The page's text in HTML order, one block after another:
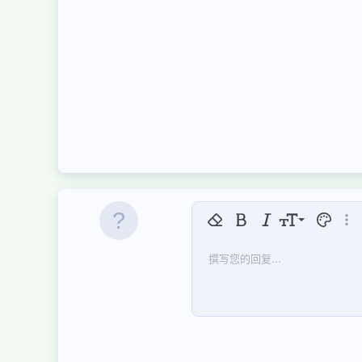
移除格式
粗体 斜体 字号
9
18
文本颜色
更
字体集 Arial
中划线下划线
插入水平线
隐藏 代码
撰写您的回复...